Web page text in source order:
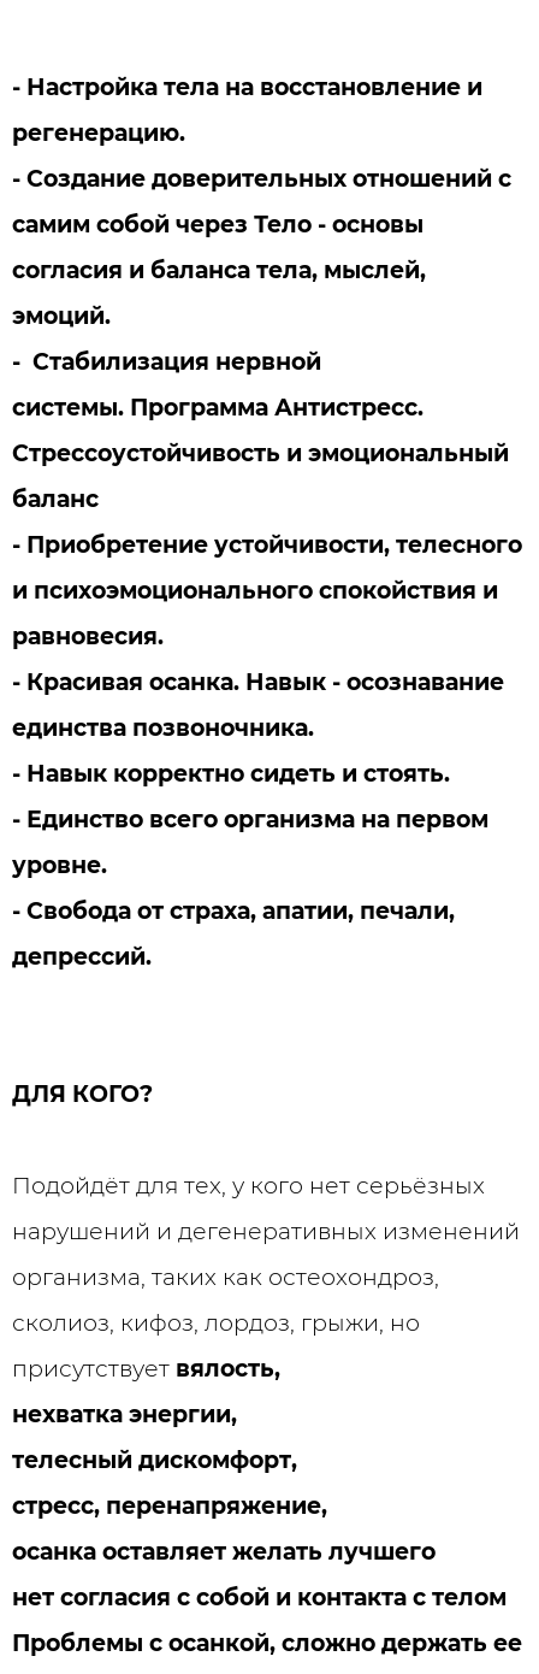
- Настройка тела на восстановление и
регенерацию.
- Создание доверительных отношений с
самим собой через Тело - основы
согласия и баланса тела, мыслей,
эмоций.
- Стабилизация нервной
системы. Программа Антистресс.
Стрессоустойчивость и эмоциональный
баланс
- Приобретение устойчивости, телесного
и психоэмоционального спокойствия и
равновесия.
- Красивая осанка. Навык - осознавание
единства позвоночника.
- Навык корректно сидеть и стоять.
- Единство всего организма на первом
уровне.
- Свобода от страха, апатии, печали,
депрессий.
ДЛЯ КОГО?
Подойдёт для тех, у кого нет серьёзных
нарушений и дегенеративных изменений
организма, таких как остеохондроз,
сколиоз, кифоз, лордоз, грыжи, но
присутствует вялость,
нехватка энергии,
телесный дискомфорт,
стресс, перенапряжение,
осанка оставляет желать лучшего
нет согласия с собой и контакта с телом
Проблемы с осанкой, сложно держать ее